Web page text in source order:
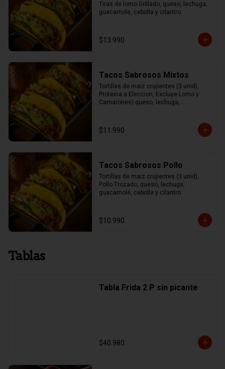
Tiras de lomo Grillado, queso, lechuga,
guacamole, cebolla y cilantro.
$13.990
Tacos Sabrosos Mixtos
Tortillas de maiz crujientes (3 unid),
Proteina a Eleccion, Excluye Lomo y
Camarones) queso, lechuga,
$11.990
Tacos Sabrosos Pollo
Tortillas de maiz crujientes (3 unid),
Pollo Trozado, queso, lechuga,
guacamole, cebolla y cilantro
$10.990
Tablas
Tabla Frida 2 P sin picante
$40.980